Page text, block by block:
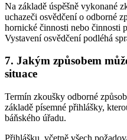
Na základě úspěšně vykonané
uchazeči osvědčení o odborné
hornické činnosti nebo činnosti
Vystavení osvědčení podléhá
7. Jakým způsobem
situace
Termín zkoušky odborné
základě písemné přihlášky,
báňského úřadu.
Přihlášku, včetně všech